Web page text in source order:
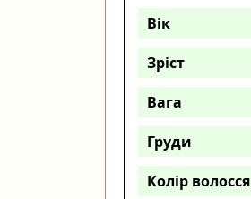
Вік
Зріст
Вага
Груди
Колір волосся